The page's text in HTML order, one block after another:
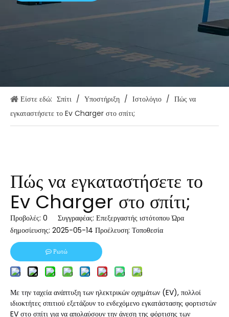
Είστε εδώ: Σπίτι / Υποστήριξη / Ιστολόγιο / Πώς να
εγκαταστήσετε το Ev Charger στο σπίτι;
Πώς να εγκαταστήσετε το
Ev Charger στο σπίτι;
Προβολές: 0 Συγγραφέας: Επεξεργαστής ιστότοπου Ώρα
δημοσίευσης: 2025-05-14 Προέλευση: Τοποθεσία
Ρωτώ
Με την ταχεία ανάπτυξη των ηλεκτρικών οχημάτων (EV), πολλοί
ιδιοκτήτες σπιτιού εξετάζουν το ενδεχόμενο εγκατάστασης φορτιστών
EV στο σπίτι για να απολαύσουν την άνεση της φόρτισης των